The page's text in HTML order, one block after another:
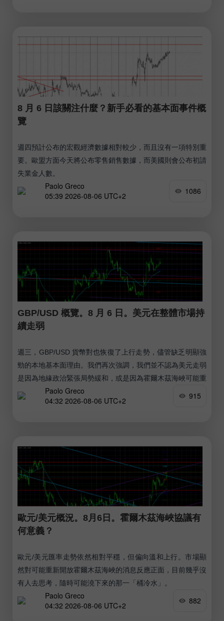
8 月 6 日該關注什麼？新手必看的基本面事件概
覽
週四預計公布的宏觀經濟數據相對較少，而且沒有一項特別重
要。歐盟方面今天將公布零售銷售數據，而美國則會公布初請
失業金人數。
Paolo Greco
05:39 2026-08-06 UTC+2
1086
GBP/USD 概覽。8 月 6 日。美元在整體市場持
續走弱
週三，GBP/USD 貨幣對也恢復了上行走勢，儘管缺乏明顯強
勁的本地基本面理由。我們再次強調，我們並不認為美元走弱
是因為地緣政治緊張局勢緩和，或是因為霍爾木茲海峽可能重
新開放。 Paolo Greco
04:32 2026-08-06 UTC+2
915
歐元/美元概況。8月6日。霍爾木茲海峽協議有
何意義？
歐元/美元匯率走勢依然相對平穩，但偏向溫和上行。市場顯
然對可能重新開放霍爾木茲海峽的消息反應正面，目前幾乎沒
有人去思考，隨時可能澆下來的那一「桶冷水」。
Paolo Greco
04:32 2026-08-06 UTC+2
882